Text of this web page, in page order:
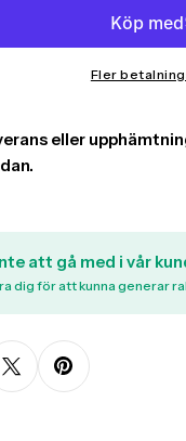
Fler
att gå med i vår
dig för att kunna generar